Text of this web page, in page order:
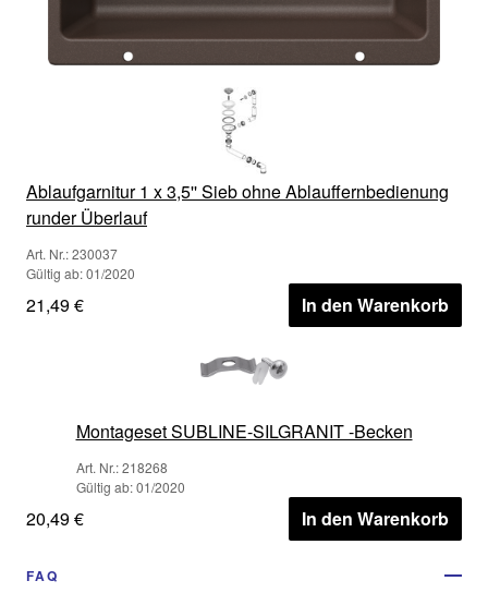
Ablaufgarnitur 1 x 3,5'' Sieb ohne Ablauffernbedienung
runder Überlauf
Art. Nr.: 230037
Gültig ab: 01/2020
21,49 € In den Warenkorb
Montageset SUBLINE-SILGRANIT -Becken
Art. Nr.: 218268
Gültig ab: 01/2020
20,49 € In den Warenkorb
FAQ